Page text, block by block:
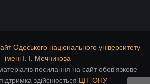
Одеського національного університету
імені І. І. Мечникова
посилання на сайт обов'язкове
здійснюється ЦІТ ОНУ